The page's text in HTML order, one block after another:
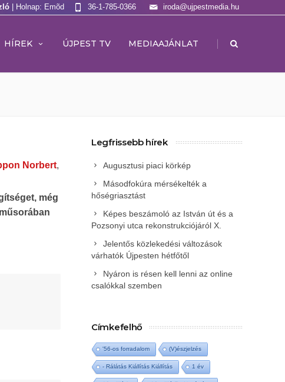
| Holnap: Emõd iroda@ujpestmedia.hu
36-1-785-0366
HÍREK ÚJPEST TV MEDIAAJÁNLAT |
Norbert,
még
Legfrissebb hírek
Augusztusi piaci körkép
Másodfokúra mérsékelték a
hőségriasztást
Képes beszámoló az István út és a
Pozsonyi utca rekonstrukciójáról X.
Jelentős közlekedési változások
várhatók Újpesten hétfőtől
Nyáron is résen kell lenni az online
csalókkal szemben
Címkefelhő
'56-os forradalom (V)észjelzés
- Rálátás Kiállítás Kiállítás 1 év